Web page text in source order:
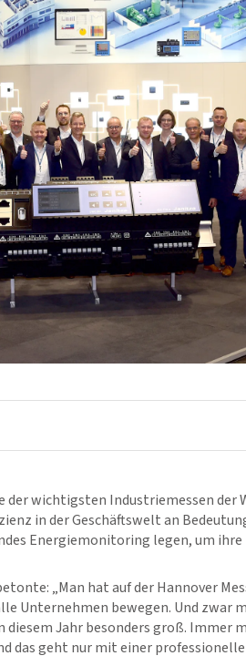
der wichtigsten Industriemessen
in der Geschäftswelt an
Energiemonitoring legen, um
„Man hat auf der Hannover
Unternehmen bewegen. Und zwar
diesem Jahr besonders groß. Immer
das geht nur mit einer